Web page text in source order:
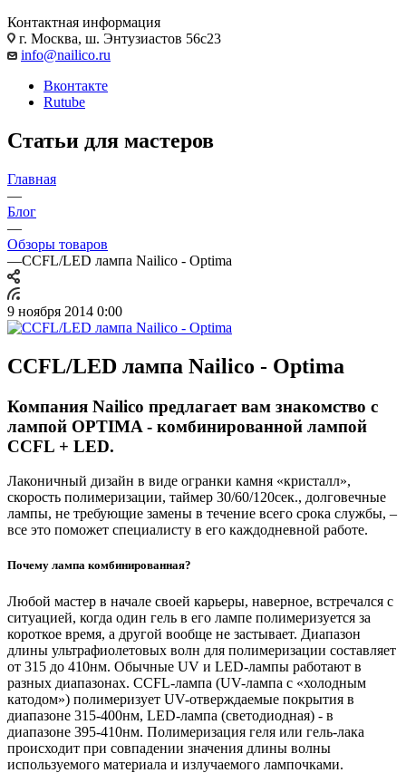
Контактная информация
г. Москва, ш. Энтузиастов 56с23
info@nailico.ru
Вконтакте
Rutube
Статьи для мастеров
Главная
—
Блог
—
Обзоры товаров
—CCFL/LED лампа Nailico - Optima
9 ноября 2014 0:00
CCFL/LED лампа Nailico - Optima
Компания Nailico предлагает вам знакомство с
лампой OPTIMA - комбинированной лампой
CCFL + LED.
Лаконичный дизайн в виде огранки камня «кристалл»,
скорость полимеризации, таймер 30/60/120сек., долговечные
лампы, не требующие замены в течение всего срока службы, –
все это поможет специалисту в его каждодневной работе.
Почему лампа комбинированная?
Любой мастер в начале своей карьеры, наверное, встречался с
ситуацией, когда один гель в его лампе полимеризуется за
короткое время, а другой вообще не застывает. Диапазон
длины ультрафиолетовых волн для полимеризации составляет
от 315 до 410нм. Обычные UV и LED-лампы работают в
разных диапазонах. CCFL-лампа (UV-лампа с «холодным
катодом») полимеризует UV-отверждаемые покрытия в
диапазоне 315-400нм, LED-лампа (светодиодная) - в
диапазоне 395-410нм. Полимеризация геля или гель-лака
происходит при совпадении значения длины волны
используемого материала и излучаемого лампочками.